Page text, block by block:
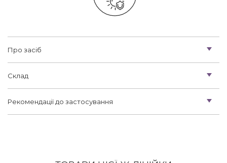
Про засіб
Склад
Рекомендації до застосування